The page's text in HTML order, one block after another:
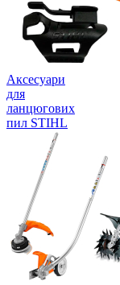
Аксесуари
для
ланцюгових
пил STIHL